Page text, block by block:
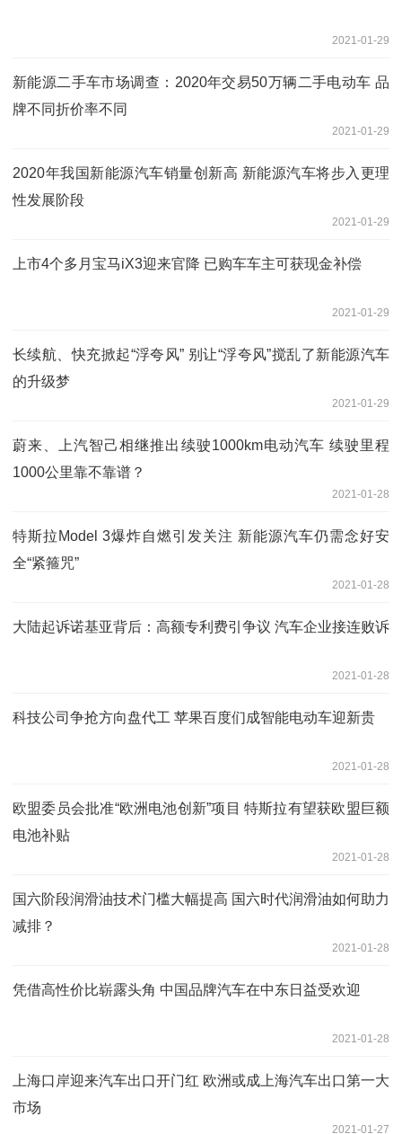
2021-01-29
新能源二手车市场调查：2020年交易50万辆二手电动车 品
牌不同折价率不同
2021-01-29
2020年我国新能源汽车销量创新高 新能源汽车将步入更理
性发展阶段
2021-01-29
上市4个多月宝马iX3迎来官降 已购车车主可获现金补偿
2021-01-29
长续航、快充掀起“浮夸风” 别让“浮夸风”搅乱了新能源汽车
的升级梦
2021-01-29
蔚来、上汽智己相继推出续驶1000km电动汽车 续驶里程
1000公里靠不靠谱？
2021-01-28
特斯拉Model 3爆炸自燃引发关注 新能源汽车仍需念好安
全“紧箍咒”
2021-01-28
大陆起诉诺基亚背后：高额专利费引争议 汽车企业接连败诉
2021-01-28
科技公司争抢方向盘代工 苹果百度们成智能电动车迎新贵
2021-01-28
欧盟委员会批准“欧洲电池创新”项目 特斯拉有望获欧盟巨额
电池补贴
2021-01-28
国六阶段润滑油技术门槛大幅提高 国六时代润滑油如何助力
减排？
2021-01-28
凭借高性价比崭露头角 中国品牌汽车在中东日益受欢迎
2021-01-28
上海口岸迎来汽车出口开门红 欧洲或成上海汽车出口第一大
市场
2021-01-27